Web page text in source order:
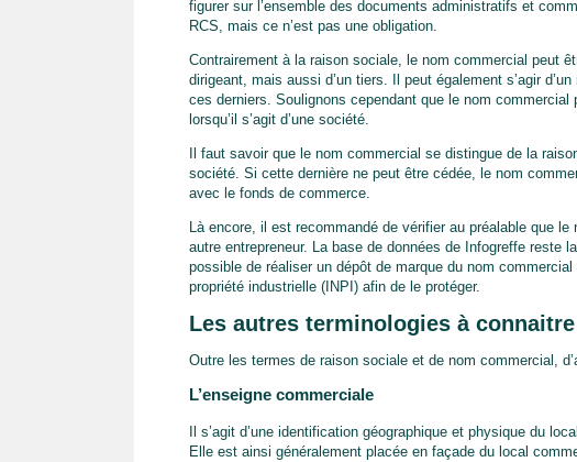
figurer sur l’ensemble des documents administratifs et
RCS, mais ce n’est pas une obligation.
Contrairement à la raison sociale, le nom commercial peut
dirigeant, mais aussi d’un tiers. Il peut également s’agir
ces derniers. Soulignons cependant que le nom
lorsqu’il s’agit d’une société.
Il faut savoir que le nom commercial se distingue de la
société. Si cette dernière ne peut être cédée, le nom
avec le fonds de commerce.
Là encore, il est recommandé de vérifier au préalable que
autre entrepreneur. La base de données de Infogreffe reste
possible de réaliser un dépôt de marque du nom
propriété industrielle (INPI) afin de le protéger.
Les autres terminologies à connaitre
Outre les termes de raison sociale et de nom commercial,
L’enseigne commerciale
Il s’agit d’une identification géographique et physique du
Elle est ainsi généralement placée en façade du local